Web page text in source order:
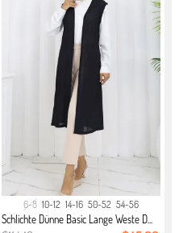
6-8 10-12 14-16 50-52 54-56
Schlichte Dünne Basic Lange Weste D...